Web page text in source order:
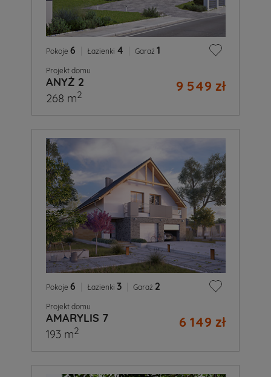
Pokoje 6 Łazienki 4 Garaż 1
Projekt domu
ANYŻ 2 9 549 zł
268 m2
Pokoje 6 Łazienki 3 Garaż 2
Projekt domu
AMARYLIS 7 6 149 zł
193 m2